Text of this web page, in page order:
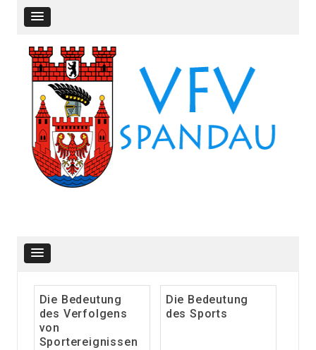
Die Bedeutung
des Verfolgens
von
Sportereignissen
Die Bedeutung
des Sports